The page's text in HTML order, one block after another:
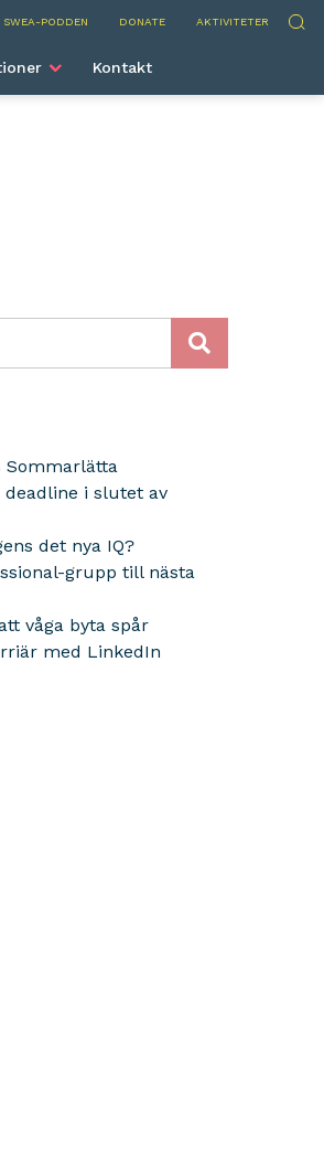
SWEA-PODDEN DONATE AKTIVITETER Sök
Kontakt
Sommarlätta
deadline i slutet av
det nya IQ?
grupp till nästa
våga byta spår
med LinkedIn